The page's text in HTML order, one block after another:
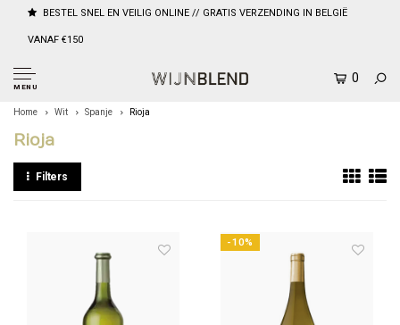
BESTEL SNEL EN VEILIG ONLINE // GRATIS VERZENDING IN BELGIË
VANAF €150
MENU
0
Home Wit Spanje Rioja
Rioja
Filters
-10%